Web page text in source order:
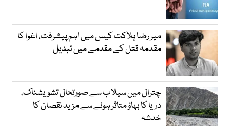
میر رضا ہلاکت کیس میں اہم پیشرفت، اغوا کا
مقدمہ قتل کے مقدمے میں تبدیل
چترال میں سیلاب سے صورتحال تشویشناک،
دریا کا بہاؤ متاثر ہونے سے مزید نقصان کا
خدشہ